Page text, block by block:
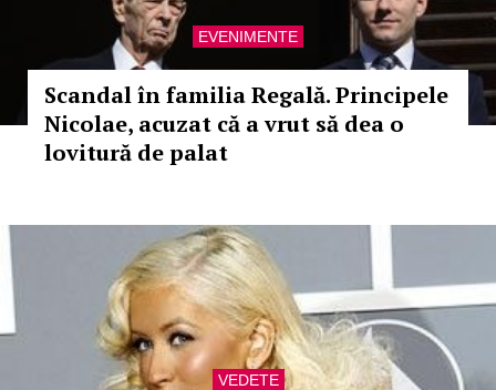
EVENIMENTE
Scandal în familia Regală. Principele
Nicolae, acuzat că a vrut să dea o
lovitură de palat
VEDETE